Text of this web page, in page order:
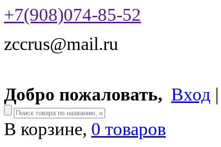
+7(908)074-85-52
zccrus@mail.ru
Добро пожаловать, Вход
В корзине, 0 товаров